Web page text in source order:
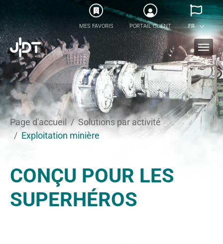
Skip to main content 0
MES FAVORIS PORTAIL CLIENT FR
You are here:
Page d'accueil
Solutions par activité
Exploitation minière
CONÇU POUR LES
SUPERHÉROS